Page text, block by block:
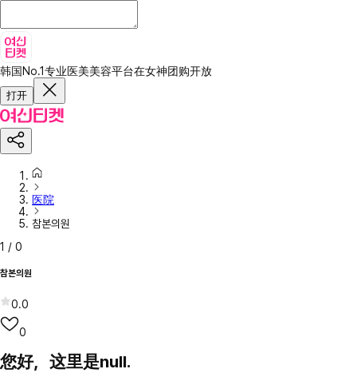
韩国No.1专业医美美容平台在女神团购开放
打开
医院
참본의원
1 / 0
참본의원
0.0
0
您好，这里是null.